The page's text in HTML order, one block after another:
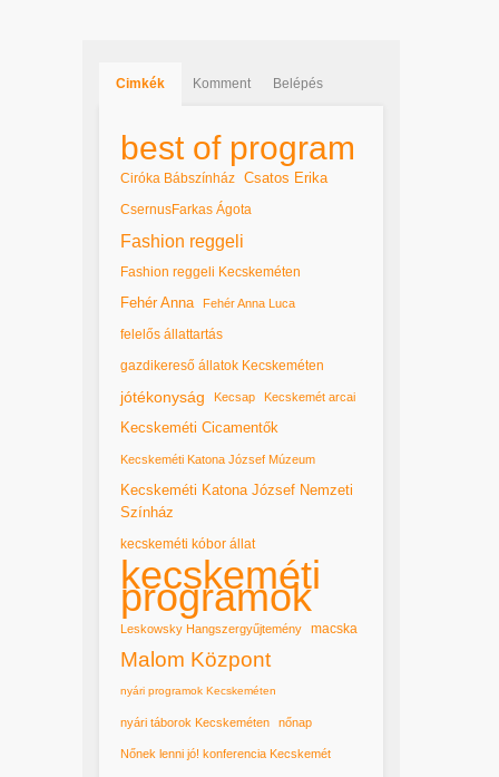
Cimkék Komment Belépés
best of program
Ciróka Bábszínház Csatos Erika
CsernusFarkas Ágota
Fashion reggeli
Fashion reggeli Kecskeméten
Fehér Anna Fehér Anna Luca
felelős állattartás
gazdikereső állatok Kecskeméten
jótékonyság Kecsap Kecskemét arcai
Kecskeméti Cicamentők
Kecskeméti Katona József Múzeum
Kecskeméti Katona József Nemzeti
Színház
kecskeméti kóbor állat
kecskeméti
programok
Leskowsky Hangszergyűjtemény macska
Malom Központ
nyári programok Kecskeméten
nyári táborok Kecskeméten nőnap
Nőnek lenni jó! konferencia Kecskemét